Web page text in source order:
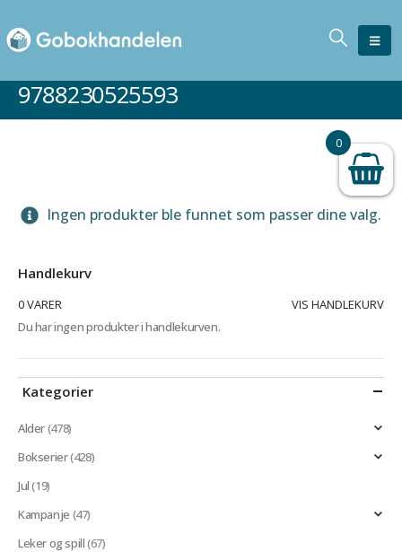
9788230525593
Ingen produkter ble funnet som passer dine valg.
Handlekurv
0 VARER
VIS HANDLEKURV
Du har ingen produkter i handlekurven.
Kategorier
Alder(478)
Bokserier(428)
Jul(19)
Kampanje (47)
Leker og spill(67)
0